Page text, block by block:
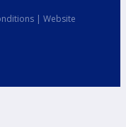
| Website